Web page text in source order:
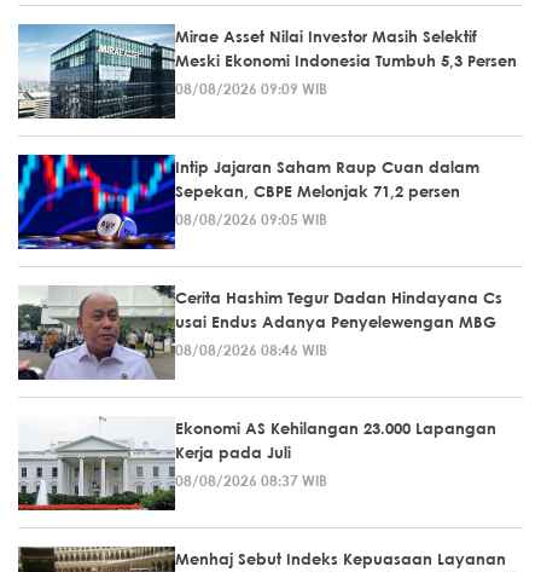
Mirae Asset Nilai Investor Masih Selektif
Meski Ekonomi Indonesia Tumbuh 5,3 Persen
08/08/2026 09:09 WIB
Intip Jajaran Saham Raup Cuan dalam
Sepekan, CBPE Melonjak 71,2 persen
08/08/2026 09:05 WIB
Cerita Hashim Tegur Dadan Hindayana Cs
usai Endus Adanya Penyelewengan MBG
08/08/2026 08:46 WIB
Ekonomi AS Kehilangan 23.000 Lapangan
Kerja pada Juli
08/08/2026 08:37 WIB
Menhaj Sebut Indeks Kepuasaan Layanan